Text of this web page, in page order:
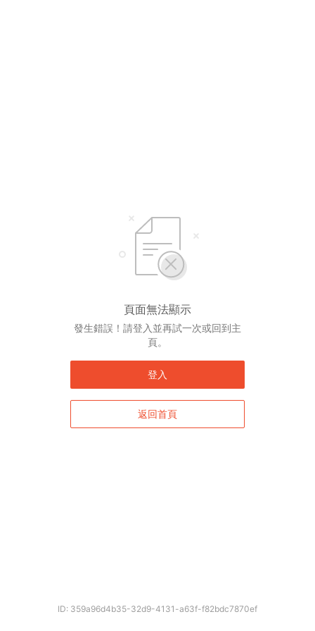
頁面無法顯示
發生錯誤！請登入並再試一次或回到主
頁。
登入
返回首頁
ID: 359a96d4b35-32d9-4131-a63f-f82bdc7870ef